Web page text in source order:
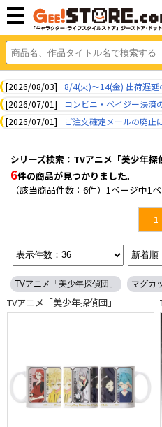
[2026/08/03]
8/4(火)～14(金) 出荷遅延
[2026/07/01]
コンビニ・ペイジー決済
[2026/07/01]
ご注文確定メールの廃止
シリーズ検索：TVアニメ「美少年探
6件の商品が見つかりました。
（該当商品件数：6件）1ページ中1
1
TVアニメ「美少年探偵団」 マグカ
TVアニメ「美少年探偵団」